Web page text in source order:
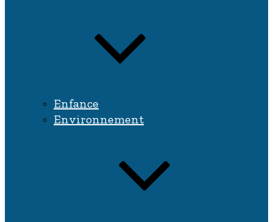
Enfance
Environnement